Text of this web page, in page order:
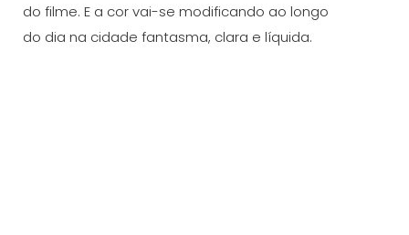
do filme. E a cor vai-se modificando ao longo
do dia na cidade fantasma, clara e líquida.